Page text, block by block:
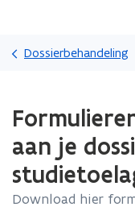
Dossierbehandeling
met
laden.
zich
op:
aan je
Download hier